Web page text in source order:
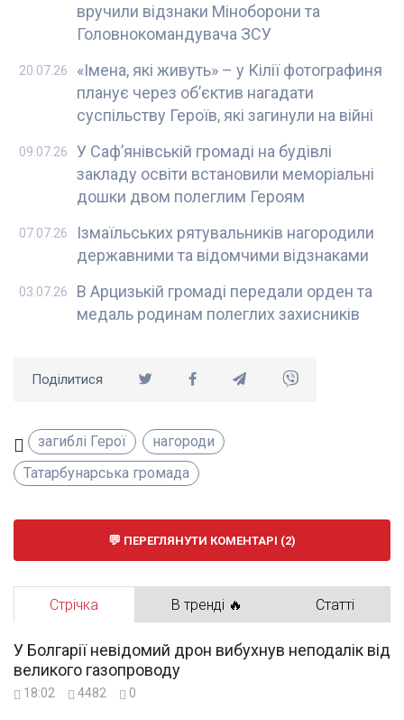
вручили відзнаки Міноборони та
Головнокомандувача ЗСУ
«Імена, які живуть» – у Кілії фотографиня
планує через об’єктив нагадати
суспільству Героїв, які загинули на війні
20.07.26
У Саф’янівській громаді на будівлі
закладу освіти встановили меморіальні
дошки двом полеглим Героям
09.07.26
Ізмаїльських рятувальників нагородили
державними та відомчими відзнаками
07.07.26
В Арцизькій громаді передали орден та
медаль родинам полеглих захисників
03.07.26
Поділитися
загиблі Герої
нагороди
Татарбунарська громада
ПЕРЕГЛЯНУТИ КОМЕНТАРІ (2)
Стрічка В тренді 🔥 Статті
У Болгарії невідомий дрон вибухнув неподалік від
великого газопроводу
18:02 4482 0